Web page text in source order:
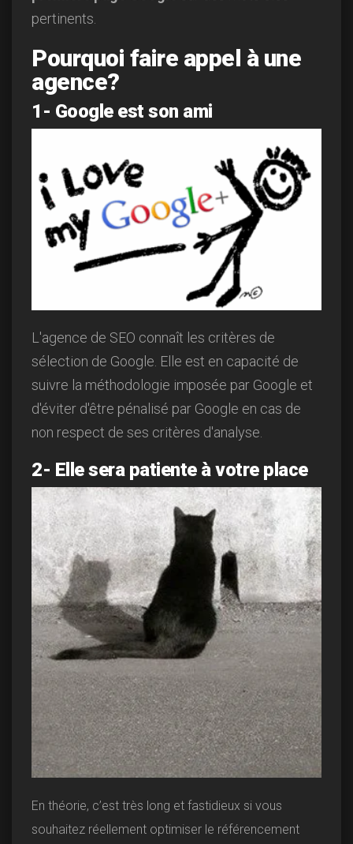
pertinents.
Pourquoi faire appel à une
agence?
1- Google est son ami
L'agence de SEO connaît les critères de
sélection de Google. Elle est en capacité de
suivre la méthodologie imposée par Google et
d'éviter d'être pénalisé par Google en cas de
non respect de ses critères d'analyse.
2- Elle sera patiente à votre place
En théorie, c’est très long et fastidieux si vous
souhaitez réellement optimiser le référencement